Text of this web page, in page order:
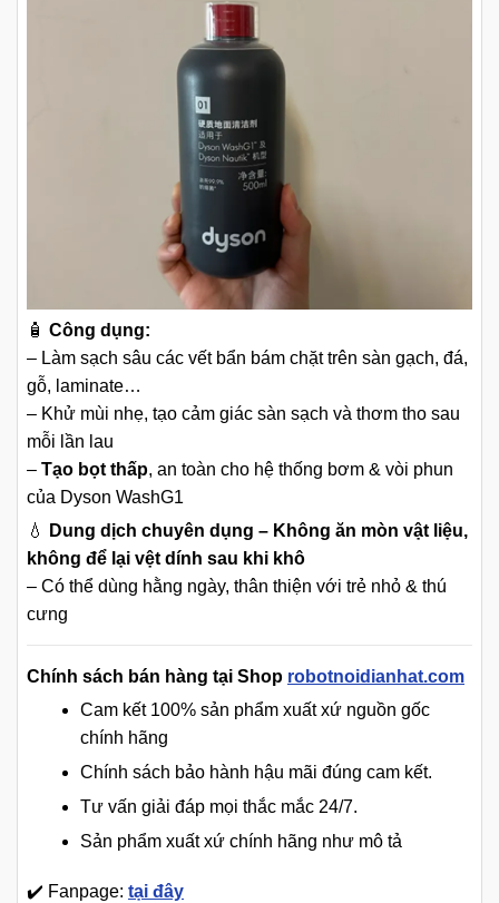
🧴 Công dụng:
– Làm sạch sâu các vết bẩn bám chặt trên sàn gạch, đá,
gỗ, laminate…
– Khử mùi nhẹ, tạo cảm giác sàn sạch và thơm tho sau
mỗi lần lau
– Tạo bọt thấp, an toàn cho hệ thống bơm & vòi phun
của Dyson WashG1
💧
Dung dịch chuyên dụng – Không ăn mòn vật liệu,
không để lại vệt dính sau khi khô
– Có thể dùng hằng ngày, thân thiện với trẻ nhỏ & thú
cưng
Chính sách bán hàng tại Shop robotnoidianhat.com
Cam kết 100% sản phẩm xuất xứ nguồn gốc
chính hãng
Chính sách bảo hành hậu mãi đúng cam kết.
Tư vấn giải đáp mọi thắc mắc 24/7.
Sản phẩm xuất xứ chính hãng như mô tả
✔️ Fanpage: tại đây